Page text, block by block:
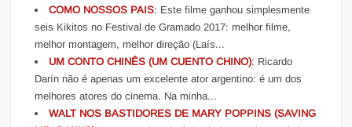
COMO NOSSOS PAIS: Este filme ganhou simplesmente
seis Kikitos no Festival de Gramado 2017: melhor filme,
melhor montagem, melhor direção (Laís...
UM CONTO CHINÊS (UM CUENTO CHINO): Ricardo
Darín não é apenas um excelente ator argentino: é um dos
melhores atores do cinema. Na minha...
WALT NOS BASTIDORES DE MARY POPPINS (SAVING